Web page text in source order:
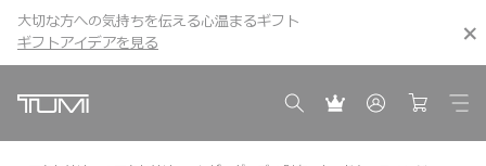
ギフトアイデアを見る こちら
大切な方への気持ちを伝える心温まるギフト
ギフトアイデアを見る
こちら